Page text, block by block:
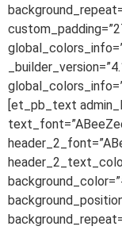
[et_pb_text